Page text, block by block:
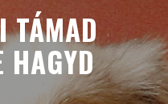
TÁMAD
HAGYD